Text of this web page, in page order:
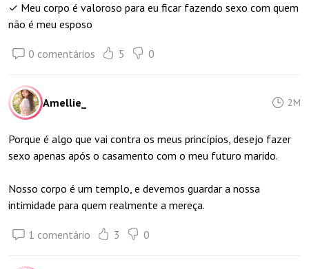
✓ Meu corpo é valoroso para eu ficar fazendo sexo com quem
não é meu esposo
0 comentários 5 0
Amellie_ 2M
Porque é algo que vai contra os meus princípios, desejo fazer
sexo apenas após o casamento com o meu futuro marido.
Nosso corpo é um templo, e devemos guardar a nossa
intimidade para quem realmente a mereça.
1 comentário 3 0